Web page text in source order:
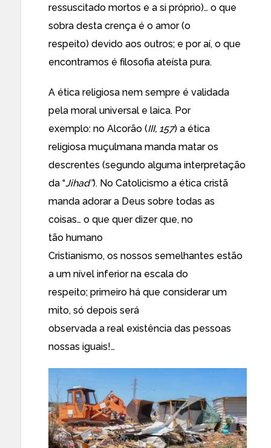
ressuscitado mortos e a si próprio)… o que
sobra desta crença é o amor (o
respeito) devido aos outros; e por aí, o que
encontramos é filosofia ateísta pura.
A ética religiosa nem sempre é validada
pela moral universal e laica. Por
exemplo: no Alcorão (III, 157) a ética
religiosa muçulmana manda matar os
descrentes (segundo alguma interpretação
da “Jihad”). No Catolicismo a ética cristã
manda adorar a Deus sobre todas as
coisas… o que quer dizer que, no
tão humano
Cristianismo, os nossos semelhantes estão
a um nível inferior na escala do
respeito; primeiro há que considerar um
mito, só depois será
observada a real existência das pessoas
nossas iguais!…